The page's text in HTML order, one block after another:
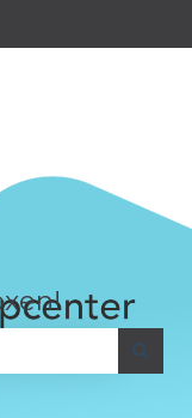
Suchfeld leer